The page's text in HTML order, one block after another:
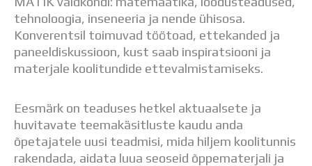
Meie kool
Dokumendid
Uudised
Lapsevanemale
Vilistlastele
Virtuaaltuur
Õpilasesindus
Kontaktid
Tööpakkumised
tehnoloogia, inseneeria ja nende ühisosa.
Konverentsil toimuvad töötoad, ettekanded ja
paneeldiskussioon, kust saab inspiratsiooni ja
materjale koolitundide ettevalmistamiseks.
Eesmärk on teaduses hetkel aktuaalsete ja
huvitavate teemakäsitluste kaudu anda
õpetajatele uusi teadmisi, mida hiljem koolitunnis
rakendada, aidata luua seoseid õppematerjali ja